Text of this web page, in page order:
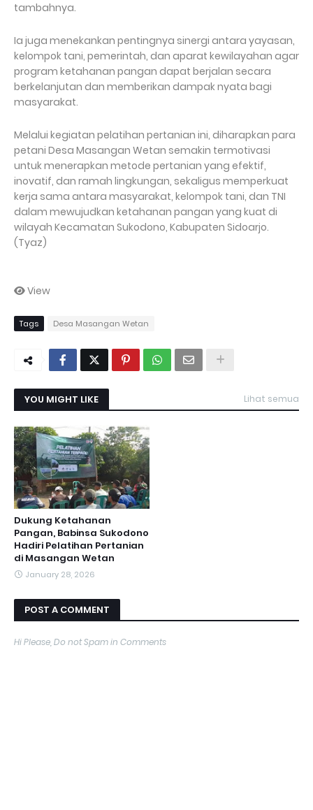
tambahnya.
Ia juga menekankan pentingnya sinergi antara yayasan,
kelompok tani, pemerintah, dan aparat kewilayahan agar
program ketahanan pangan dapat berjalan secara
berkelanjutan dan memberikan dampak nyata bagi
masyarakat.
Melalui kegiatan pelatihan pertanian ini, diharapkan para
petani Desa Masangan Wetan semakin termotivasi
untuk menerapkan metode pertanian yang efektif,
inovatif, dan ramah lingkungan, sekaligus memperkuat
kerja sama antara masyarakat, kelompok tani, dan TNI
dalam mewujudkan ketahanan pangan yang kuat di
wilayah Kecamatan Sukodono, Kabupaten Sidoarjo.
(Tyaz)
View
Tags Desa Masangan Wetan
YOU MIGHT LIKE Lihat semua
Dukung Ketahanan
Pangan, Babinsa Sukodono
Hadiri Pelatihan Pertanian
di Masangan Wetan
January 28, 2026
POST A COMMENT
Hi Please, Do not Spam in Comments